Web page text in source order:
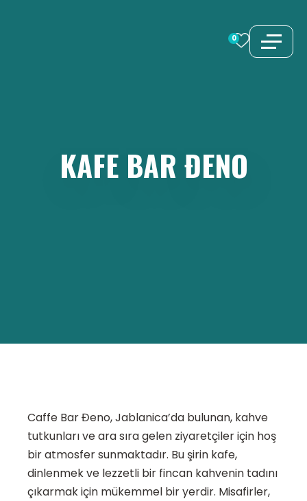
0
KAFE BAR ĐENO
Caffe Bar Đeno, Jablanica’da bulunan, kahve
tutkunları ve ara sıra gelen ziyaretçiler için hoş
bir atmosfer sunmaktadır. Bu şirin kafe,
dinlenmek ve lezzetli bir fincan kahvenin tadını
çıkarmak için mükemmel bir yerdir. Misafirler,